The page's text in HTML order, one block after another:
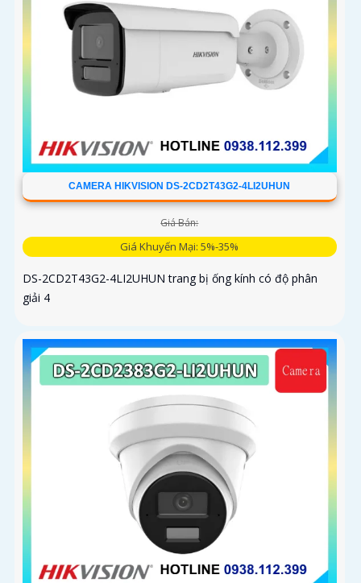
CAMERA HIKVISION DS-2CD2T43G2-4LI2UHUN
Giá Bán:
Giá Khuyến Mại: 5%-35%
DS-2CD2T43G2-4LI2UHUN trang bị ống kính có độ phân
giải 4